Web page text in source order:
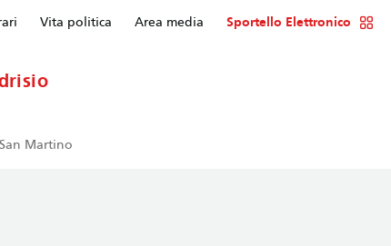
Vita politica Area media Sportello Elettronico
Martino